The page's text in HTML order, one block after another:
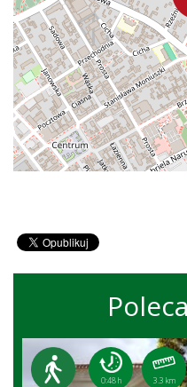
0:48 h 3.3 km